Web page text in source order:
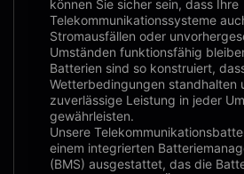
können Sie sicher sein, dass Ihre
Telekommunikationssysteme
Stromausfällen oder
Umständen funktionsfähig
Batterien sind so konstruiert,
Wetterbedingungen standhalten
zuverlässige Leistung in jeder
gewährleisten.
Unsere
einem integrierten
(BMS) ausgestattet, das die